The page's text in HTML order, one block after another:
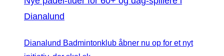
Dianalund
Dianalund Badmintonklub åbner nu op for et nyt